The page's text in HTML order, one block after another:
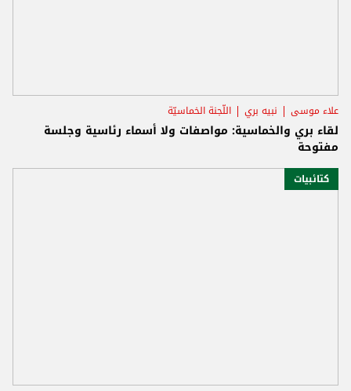
علاء موسى نبيه بري اللّجنة الخماسيّة
لقاء بري والخماسية: مواصفات ولا أسماء رئاسية وجلسة
مفتوحة
كتائبيات